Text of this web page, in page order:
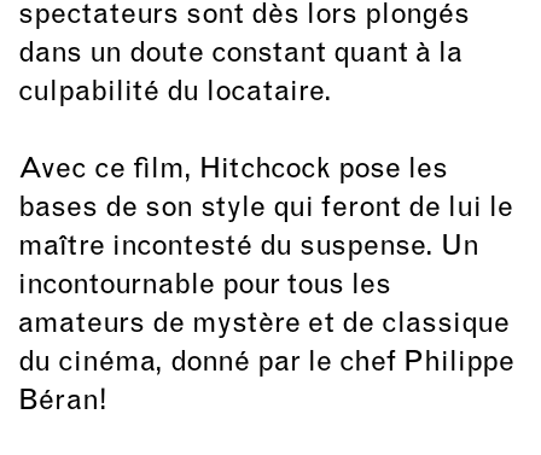
spectateurs sont dès lors plongés
dans un doute constant quant à la
culpabilité du locataire.
Avec ce film, Hitchcock pose les
bases de son style qui feront de lui le
maître incontesté du suspense. Un
incontournable pour tous les
amateurs de mystère et de classique
du cinéma, donné par le chef Philippe
Béran!